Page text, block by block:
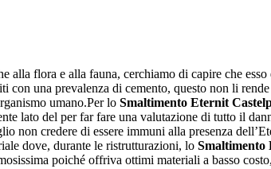
flora e alla fauna, cerchiamo di capire che
una prevalenza di cemento, questo non li
umano.Per lo Smaltimento Eternit
lato del per far fare una valutazione di tutto il
non credere di essere immuni alla presenza
dove, durante le ristrutturazioni, lo Smaltimento
poiché offriva ottimi materiali a basso